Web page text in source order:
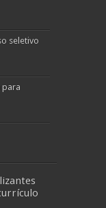
seletivo
para